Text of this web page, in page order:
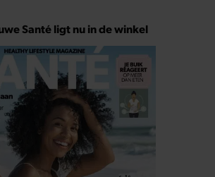
Santé ligt nu in de winkel